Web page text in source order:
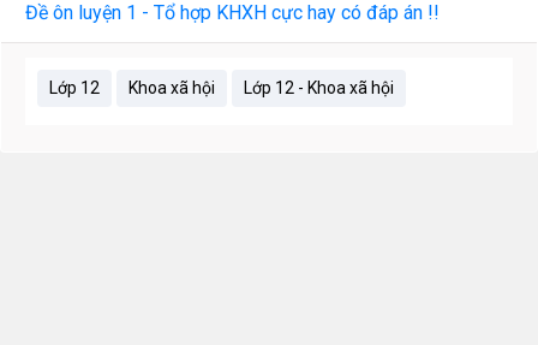
Đề ôn luyện 1 - Tổ hợp KHXH cực hay có đáp án !!
Lớp 12 Khoa xã hội Lớp 12 - Khoa xã hội